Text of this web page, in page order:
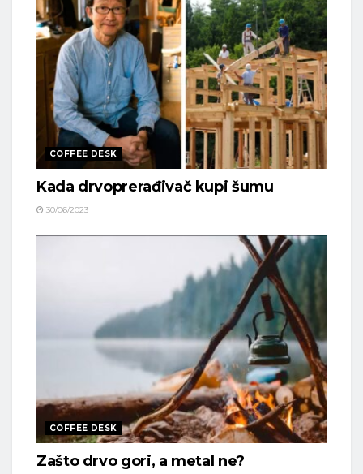
COFFEE DESK
Kada drvoprerađivač kupi šumu
30/06/2023
COFFEE DESK
Zašto drvo gori, a metal ne?